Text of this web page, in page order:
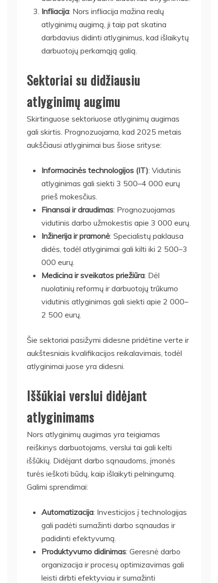
Infliacija: Nors infliacija mažina realų
atlyginimų augimą, ji taip pat skatina
darbdavius didinti atlyginimus, kad išlaikytų
darbuotojų perkamąją galią.
Sektoriai su didžiausiu
atlyginimų augimu
Skirtinguose sektoriuose atlyginimų augimas
gali skirtis. Prognozuojama, kad 2025 metais
aukščiausi atlyginimai bus šiose srityse:
Informacinės technologijos (IT): Vidutinis
atlyginimas gali siekti 3 500–4 000 eurų
prieš mokesčius.
Finansai ir draudimas: Prognozuojamas
vidutinis darbo užmokestis apie 3 000 eurų.
Inžinerija ir pramonė: Specialistų paklausa
didės, todėl atlyginimai gali kilti iki 2 500–3
000 eurų.
Medicina ir sveikatos priežiūra: Dėl
nuolatinių reformų ir darbuotojų trūkumo
vidutinis atlyginimas gali siekti apie 2 000–
2 500 eurų.
Šie sektoriai pasižymi didesne pridėtine verte ir
aukštesniais kvalifikacijos reikalavimais, todėl
atlyginimai juose yra didesni.
Iššūkiai verslui didėjant
atlyginimams
Nors atlyginimų augimas yra teigiamas
reiškinys darbuotojams, verslui tai gali kelti
iššūkių. Didėjant darbo sąnaudoms, įmonės
turės ieškoti būdų, kaip išlaikyti pelningumą.
Galimi sprendimai:
Automatizacija: Investicijos į technologijas
gali padėti sumažinti darbo sąnaudas ir
padidinti efektyvumą.
Produktyvumo didinimas: Geresnė darbo
organizacija ir procesų optimizavimas gali
leisti dirbti efektyviau ir sumažinti